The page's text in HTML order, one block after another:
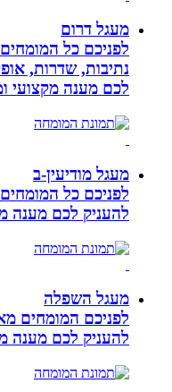
מעגל דרום
לפניכם כל המומחים
נתיבות, שדרות, אופקים
לכם מענה מקצועי
מעגל מודיעין-ב
לפניכם כל המומחים
להעניק לכם מענה
מעגל השפלה
לפניכם המומחים מאזור
להעניק לכם מענה